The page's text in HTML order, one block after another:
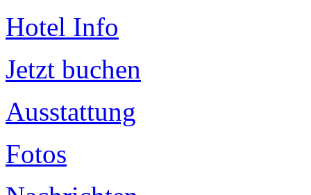
Hotel Info
Jetzt buchen
Ausstattung
Fotos